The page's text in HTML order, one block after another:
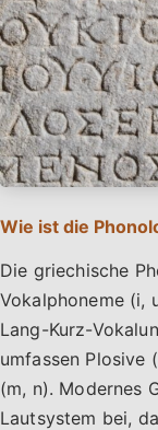
Wie ist die
Die griechische
Vokalphoneme (i,
Lang-Kurz-
umfassen Plosive
(m, n). Modernes
Lautsystem bei,